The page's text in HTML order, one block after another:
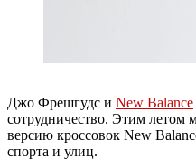
Джо Фрешгудс и New Balance
сотрудничество. Этим
версию кроссовок New
спорта и улиц.